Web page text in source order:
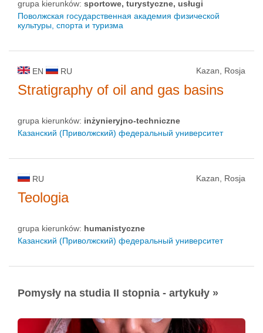
grupa kierunków: sportowe, turystyczne, usługi
Поволжская государственная академия физической
культуры, спорта и туризма
EN RU Kazan, Rosja
Stratigraphy of oil and gas basins
grupa kierunków: inżynieryjno-techniczne
Казанский (Приволжский) федеральный университет
RU Kazan, Rosja
Teologia
grupa kierunków: humanistyczne
Казанский (Приволжский) федеральный университет
Pomysły na studia II stopnia - artykuły »